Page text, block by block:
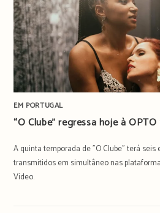
EM PORTUGAL
“O Clube” regressa hoje à
A quinta temporada de "O Clube" terá seis
transmitidos em simultâneo nas
Video.